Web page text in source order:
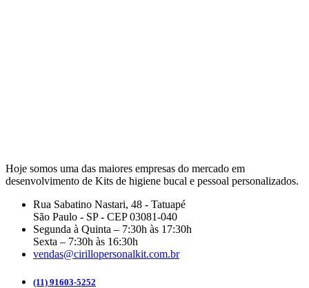
Hoje somos uma das maiores empresas do mercado em
desenvolvimento de Kits de higiene bucal e pessoal personalizados.
Rua Sabatino Nastari, 48 - Tatuapé
São Paulo - SP - CEP 03081-040
Segunda à Quinta – 7:30h às 17:30h
Sexta – 7:30h às 16:30h
vendas@cirillopersonalkit.com.br
(11) 91603-5252